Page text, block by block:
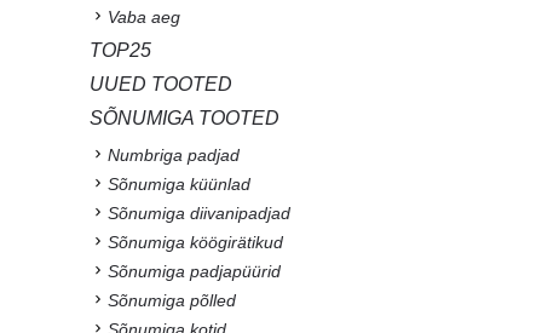
Vaba aeg
TOP25
UUED TOOTED
SÕNUMIGA TOOTED
Numbriga padjad
Sõnumiga küünlad
Sõnumiga diivanipadjad
Sõnumiga köögirätikud
Sõnumiga padjapüürid
Sõnumiga põlled